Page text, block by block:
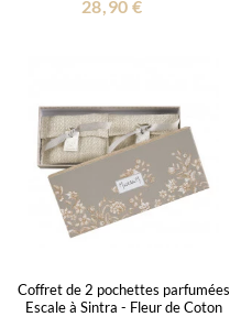
28,90 €
Coffret de 2 pochettes parfumées
Escale à Sintra - Fleur de Coton